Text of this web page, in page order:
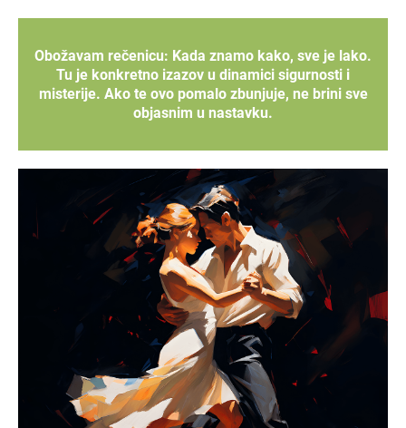
Obožavam rečenicu: Kada znamo kako, sve je lako.
Tu je konkretno izazov u dinamici sigurnosti i
misterije. Ako te ovo pomalo zbunjuje, ne brini sve
objasnim u nastavku.